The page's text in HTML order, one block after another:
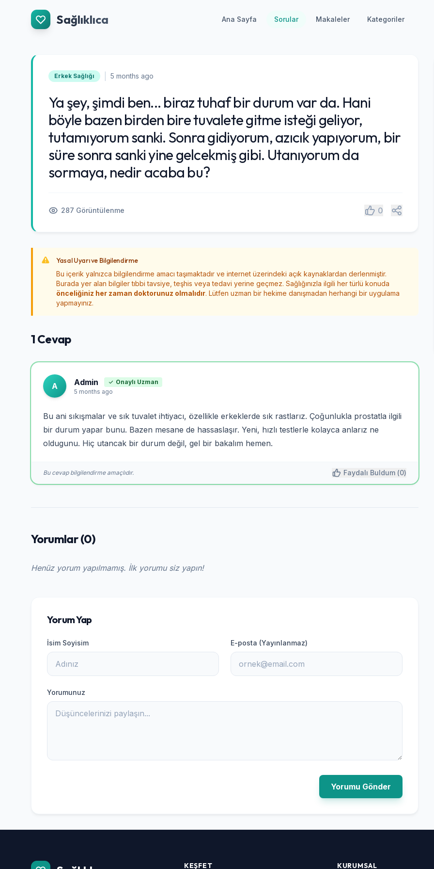
İçeriğe Git
Sağlıklıca Ana Sayfa Sorular Makaleler Kategoriler
Erkek Sağlığı 5 months ago
Ya şey, şimdi ben... biraz tuhaf bir durum var da. Hani
böyle bazen birden bire tuvalete gitme isteği geliyor,
tutamıyorum sanki. Sonra gidiyorum, azıcık yapıyorum, bir
süre sonra sanki yine gelcekmiş gibi. Utanıyorum da
sormaya, nedir acaba bu?
287 Görüntülenme 0 Paylaş
Yasal Uyarı ve Bilgilendirme
Bu içerik yalnızca bilgilendirme amacı taşımaktadır ve internet üzerindeki açık kaynaklardan derlenmiştir.
Burada yer alan bilgiler tıbbi tavsiye, teşhis veya tedavi yerine geçmez. Sağlığınızla ilgili her türlü konuda
önceliğiniz her zaman doktorunuz olmalıdır. Lütfen uzman bir hekime danışmadan herhangi bir uygulama
yapmayınız.
1 Cevap
A Admin
Onaylı Uzman
5 months ago
Bu ani sıkışmalar ve sık tuvalet ihtiyacı, özellikle erkeklerde sık rastlarız. Çoğunlukla prostatla ilgili
bir durum yapar bunu. Bazen mesane de hassaslaşır. Yeni, hızlı testlerle kolayca anlarız ne
oldugunu. Hiç utancak bir durum değil, gel bir bakalım hemen.
Bu cevap bilgilendirme amaçlıdır. Faydalı Buldum (0)
Yorumlar (0)
Henüz yorum yapılmamış. İlk yorumu siz yapın!
Yorum Yap
İsim Soyisim E-posta (Yayınlanmaz)
Yorumunuz
Yorumu Gönder
KEŞFET KURUMSAL